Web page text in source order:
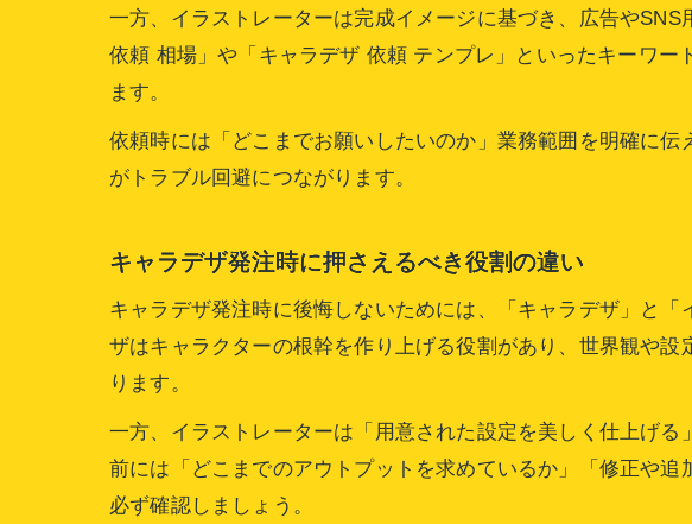
一方、イラストレーターは完成イメージに基づき、広告や
依頼 相場」や「キャラデザ 依頼 テンプレ」といったキーワ
ます。
依頼時には「どこまでお願いしたいのか」業務範囲を明確に
がトラブル回避につながります。
キャラデザ発注時に押さえるべき役割の違い
キャラデザ発注時に後悔しないためには、「キャラデザ」と
ザはキャラクターの根幹を作り上げる役割があり、世界観や
ります。
一方、イラストレーターは「用意された設定を美しく仕上げ
前には「どこまでのアウトプットを求めているか」「修正や
必ず確認しましょう。